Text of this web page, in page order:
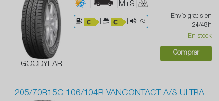
GOODYEAR
| |M+S |
73
Envío gratis en
24/48h
En stock
Comprar
205/70R15C 106/104R VANCONTACT A/S ULTRA